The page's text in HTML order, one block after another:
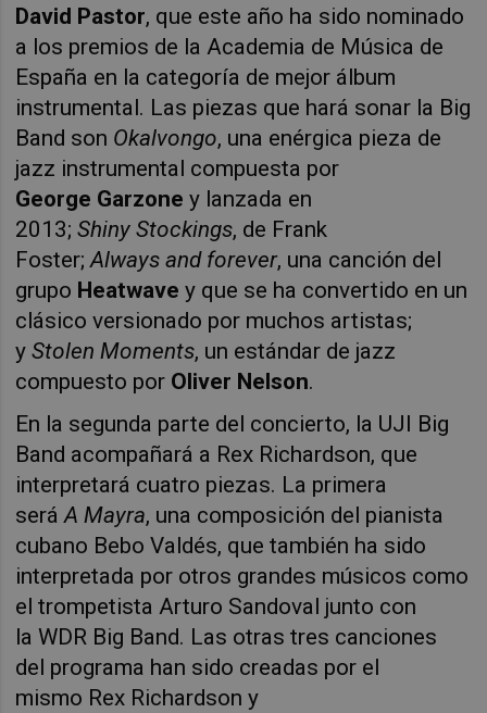
David Pastor, que este año ha sido nominado
a los premios de la Academia de Música de
España en la categoría de mejor álbum
instrumental. Las piezas que hará sonar la Big
Band son Okalvongo, una enérgica pieza de
jazz instrumental compuesta por
George Garzone y lanzada en
2013;Shiny Stockings, de Frank
Foster;Always and forever, una canción del
grupo Heatwavey que se ha convertido en un
clásico versionado por muchos artistas;
yStolen Moments, un estándar de jazz
compuesto por Oliver Nelson.
En la segunda parte del concierto, la UJI Big
Band acompañará a Rex Richardson, que
interpretará cuatro piezas. La primera
seráA Mayra, una composición del pianista
cubano Bebo Valdés, que también ha sido
interpretada por otros grandes músicos como
el trompetista Arturo Sandoval junto con
la WDR Big Band. Las otras tres canciones
del programa han sido creadas por el
mismo Rex Richardson y